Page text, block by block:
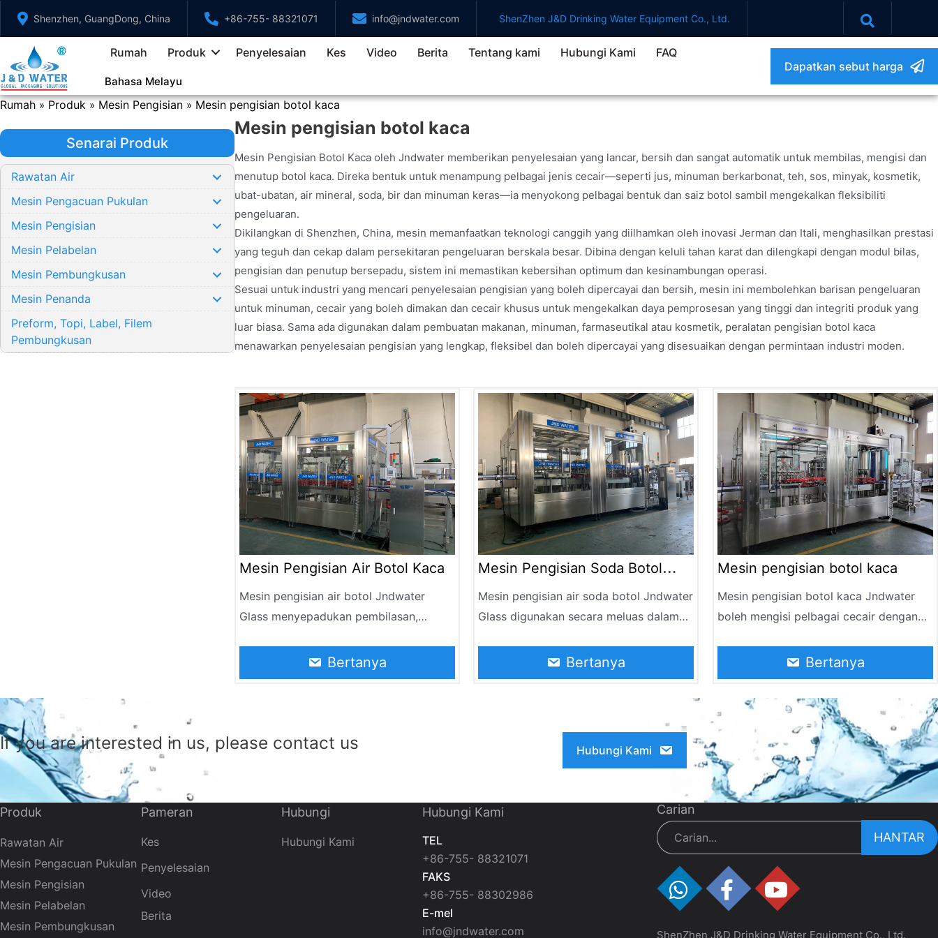
Langkau
kandungan
Shenzhen, GuangDong, China +86-755- 88321071 info@jndwater.com ShenZhen J&D Drinking Water Equipment Co., Ltd.
Rumah Produk Penyelesaian Kes Video Berita Tentang kami Hubungi Kami FAQ
Bahasa Melayu
Dapatkan sebut harga
Rumah » Produk » Mesin Pengisian » Mesin pengisian botol kaca
Senarai Produk
Rawatan Air
Mesin Pengacuan Pukulan
Mesin Pengisian
Mesin Pelabelan
Mesin Pembungkusan
Mesin Penanda
Preform, Topi, Label, Filem
Pembungkusan
Mesin pengisian botol kaca
Mesin Pengisian Botol Kaca oleh Jndwater memberikan penyelesaian yang lancar, bersih dan sangat automatik untuk membilas, mengisi dan
menutup botol kaca. Direka bentuk untuk menampung pelbagai jenis cecair—seperti jus, minuman berkarbonat, teh, sos, minyak, kosmetik,
ubat-ubatan, air mineral, soda, bir dan minuman keras—ia menyokong pelbagai bentuk dan saiz botol sambil mengekalkan fleksibiliti
pengeluaran.
Dikilangkan di Shenzhen, China, mesin memanfaatkan teknologi canggih yang diilhamkan oleh inovasi Jerman dan Itali, menghasilkan prestasi
yang teguh dan cekap dalam persekitaran pengeluaran berskala besar. Dibina dengan keluli tahan karat dan dilengkapi dengan modul bilas,
pengisian dan penutup bersepadu, sistem ini memastikan kebersihan optimum dan kesinambungan operasi.
Sesuai untuk industri yang mencari penyelesaian pengisian yang boleh dipercayai dan bersih, mesin ini membolehkan barisan pengeluaran
untuk minuman, cecair yang boleh dimakan dan cecair khusus untuk mengekalkan daya pemprosesan yang tinggi dan integriti produk yang
luar biasa. Sama ada digunakan dalam pembuatan makanan, minuman, farmaseutikal atau kosmetik, peralatan pengisian botol kaca
menawarkan penyelesaian pengisian yang lengkap, fleksibel dan boleh dipercayai yang disesuaikan dengan permintaan industri moden.
Mesin Pengisian Air Botol Kaca
Mesin pengisian air botol Jndwater
Glass menyepadukan pembilasan,
untuk keperluan minuman jus, minuman
berkarbonat dan air minuman tulen. Ia
penyerapan teknologi canggih dari
untuk memenuhi keperluan pengeluaran
berskala besar
Bertanya
Mesin Pengisian Soda Botol
Kaca
Mesin pengisian air soda botol Jndwater
Glass digunakan secara meluas dalam
seperti air soda, minuman berkarbonat,
bir, dll. Ia boleh menyesuaikan diri
Bertanya
Mesin pengisian botol kaca
Mesin pengisian botol kaca Jndwater
boleh mengisi pelbagai cecair dengan
minuman berkarbonat, minuman teh,
sos, minyak, kosmetik, ubat-ubatan, air
mineral, air soda, bir, minuman keras,
dll.) ke dalam botol kaca dan menutup
penutup pada masa yang sama. Pengisi
botol kaca boleh digunakan untuk botol
dengan saiz dan bentuk yang berbeza.
Walau bagaimanapun, mesin pengisian
yang berbeza digunakan untuk mengisi
cecair yang berbeza. Sebagai contoh,
mesin pengisian air botol kaca
diperlukan untuk mengisi air mineral,
dan mesin pengisian air soda botol kaca
Bertanya
If you are interested in us, please contact us Hubungi Kami
Produk
Rawatan Air
Mesin Pengacuan Pukulan
Mesin Pengisian
Mesin Pelabelan
Mesin Pembungkusan
Pameran
Kes
Penyelesaian
Video
Berita
Hubungi
Hubungi Kami
Hubungi Kami
TEL
+86-755- 88321071
FAKS
+86-755- 88302986
E-mel
info@jndwater.com
Carian
HANTAR
ShenZhen J&D Drinking Water Equipment Co., Ltd.